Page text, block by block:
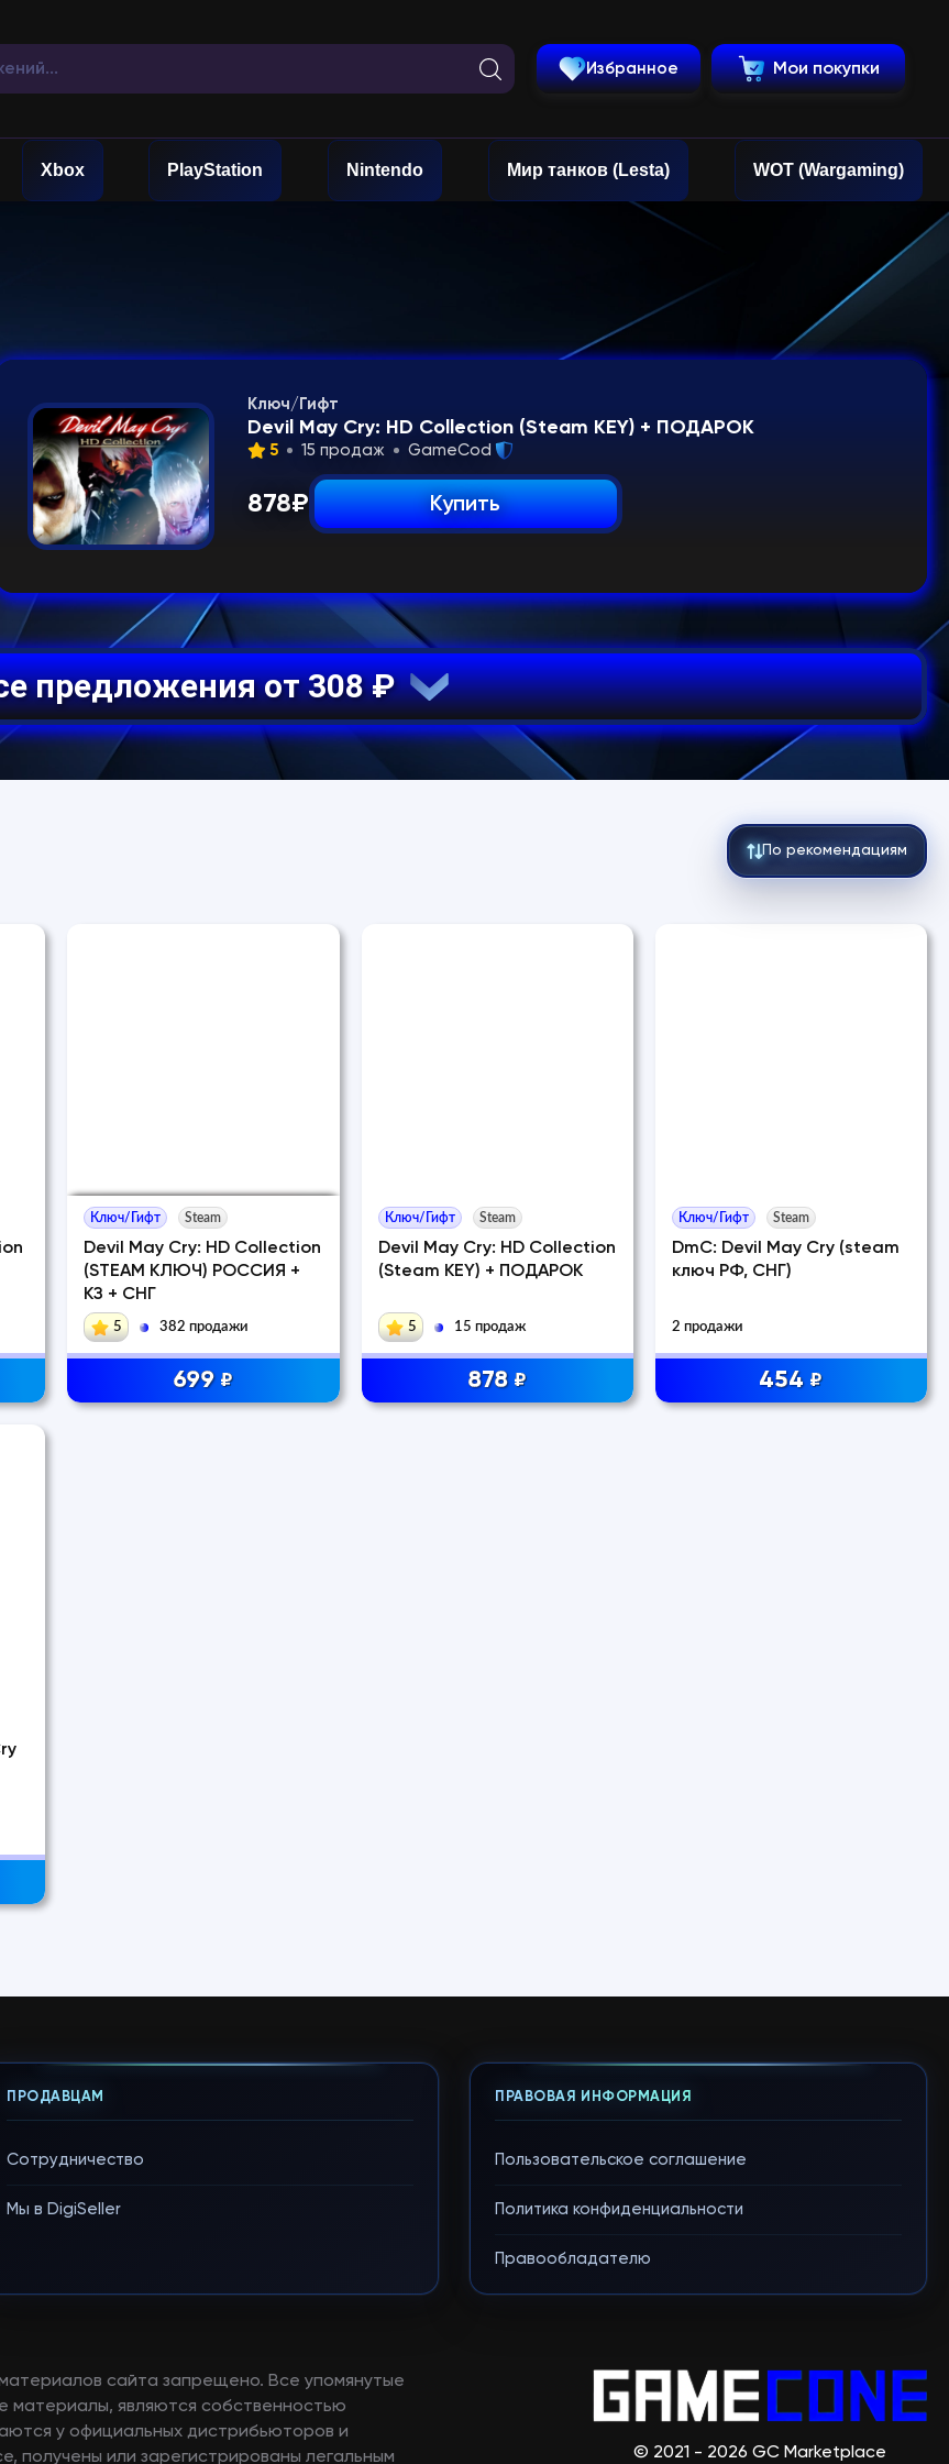
Избранное Мои покупки
Xbox PlayStation Nintendo Мир танков (Lesta) WOT (Wargaming)
Ключ/Гифт
Devil May Cry: HD Collection (Steam KEY) + ПОДАРОК
5 15 продаж GameCod
878₽ Купить
Все предложения от 308 ₽
По рекомендациям
Ключ/Гифт Steam
Devil May Cry: HD Collection
(STEAM КЛЮЧ) РОССИЯ +
КЗ + СНГ
5 382 продажи
699 ₽
Ключ/Гифт Steam
Devil May Cry: HD Collection
(Steam KEY) + ПОДАРОК
5 15 продаж
878 ₽
Ключ/Гифт Steam
DmC: Devil May Cry (steam
ключ РФ, СНГ)
2 продажи
454 ₽
ПРОДАВЦАМ
Сотрудничество
Мы в DigiSeller
ПРАВОВАЯ ИНФОРМАЦИЯ
Пользовательское соглашение
Политика конфиденциальности
Правообладателю
сайта запрещено. Все упомянутые
материалы, являются собственностью
у официальных дистрибьюторов и
получены или зарегистрированы легальным
© 2021 - 2026 GC Marketplace